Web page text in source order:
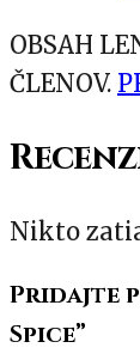
OBSAH
ČLENOV.
Nikto
Pridajte
Spice”